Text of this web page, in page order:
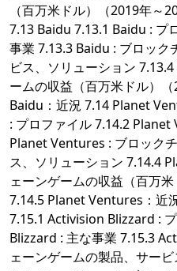
（百万米ドル）（2019年～
7.13 Baidu 7.13.1 Baidu : プ
事業 7.13.3 Baidu : ブロック
ビス、ソリューション
ームの収益（百万米ドル）
Baidu：近況 7.14 Planet
: プロファイル 7.14.2
Planet Ventures : ブロック
ス、ソリューション 7.14.4
ェーンゲームの収益（百万
7.14.5 Planet Ventures：近
7.15.1 Activision Blizzard :
Blizzard : 主な事業 7.15.3
ェーンゲームの製品、サー